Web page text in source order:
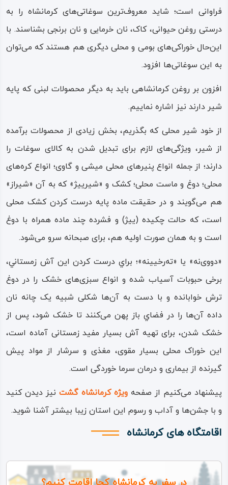
فراوانی است؛ شاید معروف‌ترین سوغاتی‌های کرمانشاه را به‌
درستی روغن حیوانی، کاک، نان‌ خرمایی و نان‌ برنجی بشناسند. با
اين‌حال خوراكی‌های بومی و محلی دیگری هم هستند که می‌توان
به این سوغاتی‌ها افزود.
افزون بر روغن کرمانشاهی باید به دیگر محصولات لبنی که پایه
شیر دارند نیز اشاره نماییم.
از خود شیر محلی که بگذریم، بخش زیادی از محصولات برآمده
از شیر، ویژگی‌های لازم برای تبدیل شدن به کالای سوغات را
دارند؛ از جمله انواع پنیرهای محلی میشی و گاوی؛ انواع کره‌های
محلی؛ دوغ و ماست محلی؛ کشک و «شیرییژ» که به آن «شیراز»
هم می‌گويند و در حقیقت ماده پایه درست کردن کشک محلی
است، که حالت چکیده‌ (ییژ) و فشرده چند ماده همراه با دوغ
است و به همان صورت اولیه هم، برای صبحانه سرو می‌شود.
«دووی‌نه» یا «ته‌رخیینه»؛ براي درست کردن اين آش زمستاني،
برخی حبوبات آسیاب‌ شده و انواع سبزی‌های خشک را در دوغ
ترش خوابانده و با دست به آن‌ها شكلی شبيه يک چانه نان
داده آن‌ها را در فضاي باز پهن می‌كنند تا خشک شود، پس از
خشک شدن، برای تهیه آش بسیار مفید زمستانی آماده است،
این خوراک محلی بسیار مقوی، مغذی و سرشار از مواد پیش‌
گیرنده از بیماری و درمان‌ سرما خوردگی است.
پیشنهاد می‌کنیم از صفحه ویژه کرمانشاه گشت نیز دیدن کنید
و با جشن‌ها و آداب و رسوم این استان زیبا بیشتر آشنا شوید.
اقامتگاه های کرمانشاه